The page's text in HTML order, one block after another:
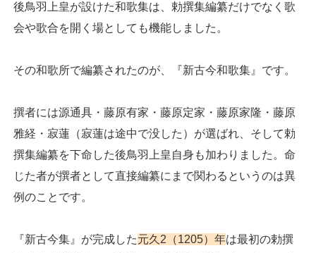
後鳥羽上皇が設けた和歌集は、勅撰集編纂だけでなく歌
会や歌合を開く場としても機能しました。
その和歌所で編纂されたのが、『新古今和歌集』です。
撰者には源通具・藤原有家・藤原定家・藤原家隆・藤原
雅経・寂蓮（寂蓮は途中で没した）が選ばれ、そして勅
撰集編纂を下命した後鳥羽上皇自身も加わりました。命
じた者が撰者として直接編纂にまで関わるというのは異
例のことです。
『新古今集』が完成した元久2（1205）年は最初の勅撰